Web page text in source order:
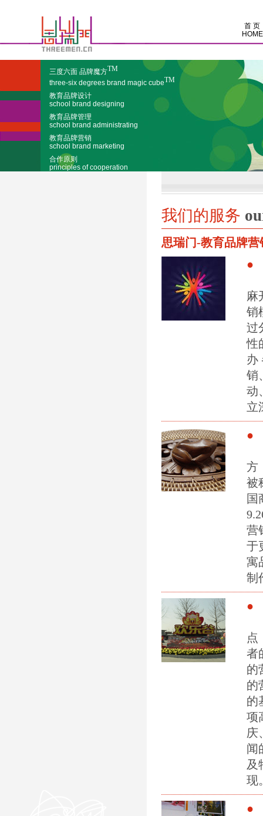
首 页
HOME
三度六面 品牌魔方TM
three-six degrees brand magic cubeTM
教育品牌设计
school brand designing
教育品牌管理
school brand administrating
教育品牌营销
school brand marketing
合作原则
principles of cooperation
我们的服务
思瑞门-教育品牌营
●
麻
销
过
性
办
销
动
立
●
方
被
国
营
于
寓
制
●
点
者
的
的
的
项
庆
闻
及
现
●